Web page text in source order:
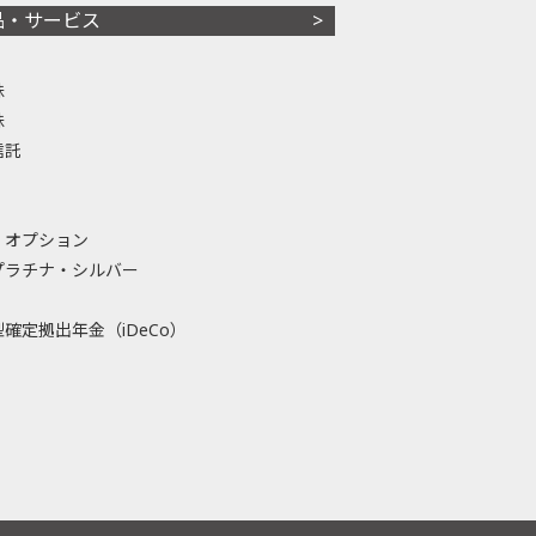
・サービス
託
プション
ラチナ・シルバー
定拠出年金（iDeCo）